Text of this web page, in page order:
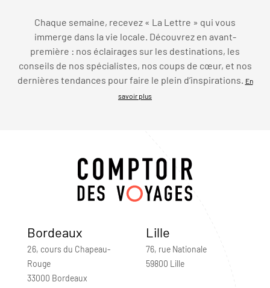
Chaque semaine, recevez « La Lettre » qui vous
immerge dans la vie locale. Découvrez en avant-
première : nos éclairages sur les destinations, les
conseils de nos spécialistes, nos coups de cœur, et nos
dernières tendances pour faire le plein d’inspirations.
En
savoir plus
Bordeaux
26, cours du Chapeau-
Rouge
33000 Bordeaux
Lille
76, rue Nationale
59800 Lille